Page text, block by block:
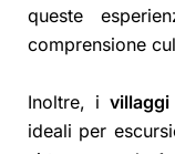
queste
comprensione
Inoltre, i
ideali per